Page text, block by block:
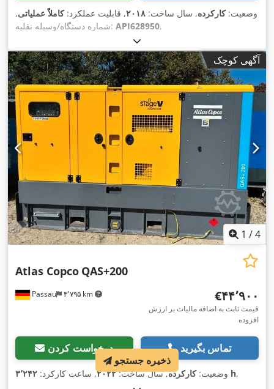
وضعیت:کارکرده, سال ساخت: ۲۰۱۸, قابلیت عملکرد:کاملاً عملیاتی,
شماره دستگاه/وسیله نقلیه: API628950,
آگهی کوچک
1 /4
Passau ۳٬۷۹۵ km
Atlas Copco QAS+200
‎€۴۴٬۹۰۰
قیمت ثابت به اضافه مالیات بر ارزش
افزوده
درخواست کردن تماس بگیرید
وضعیت:کارکرده, سال ساخت:۲۰۲۲, ساعت کارکرد: ۳٬۲۴۲ h,
ذخیره جستجو